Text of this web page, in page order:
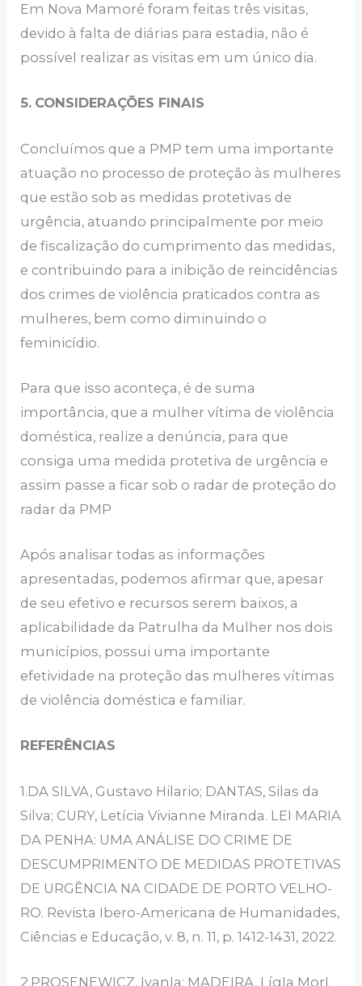
Em Nova Mamoré foram feitas três visitas,
devido à falta de diárias para estadia, não é
possível realizar as visitas em um único dia.
5. CONSIDERAÇÕES FINAIS
Concluímos que a PMP tem uma importante
atuação no processo de proteção às mulheres
que estão sob as medidas protetivas de
urgência, atuando principalmente por meio
de fiscalização do cumprimento das medidas,
e contribuindo para a inibição de reincidências
dos crimes de violência praticados contra as
mulheres, bem como diminuindo o
feminicídio.
Para que isso aconteça, é de suma
importância, que a mulher vítima de violência
doméstica, realize a denúncia, para que
consiga uma medida protetiva de urgência e
assim passe a ficar sob o radar de proteção do
radar da PMP
Após analisar todas as informações
apresentadas, podemos afirmar que, apesar
de seu efetivo e recursos serem baixos, a
aplicabilidade da Patrulha da Mulher nos dois
municípios, possui uma importante
efetividade na proteção das mulheres vítimas
de violência doméstica e familiar.
REFERÊNCIAS
1.DA SILVA, Gustavo Hilario; DANTAS, Silas da
Silva; CURY, Letícia Vivianne Miranda. LEI MARIA
DA PENHA: UMA ANÁLISE DO CRIME DE
DESCUMPRIMENTO DE MEDIDAS PROTETIVAS
DE URGÊNCIA NA CIDADE DE PORTO VELHO-
RO. Revista Ibero-Americana de Humanidades,
Ciências e Educação, v. 8, n. 11, p. 1412-1431, 2022.
2.PROSENEWICZ, IvanIa; MADEIRA, LígIa MorI.